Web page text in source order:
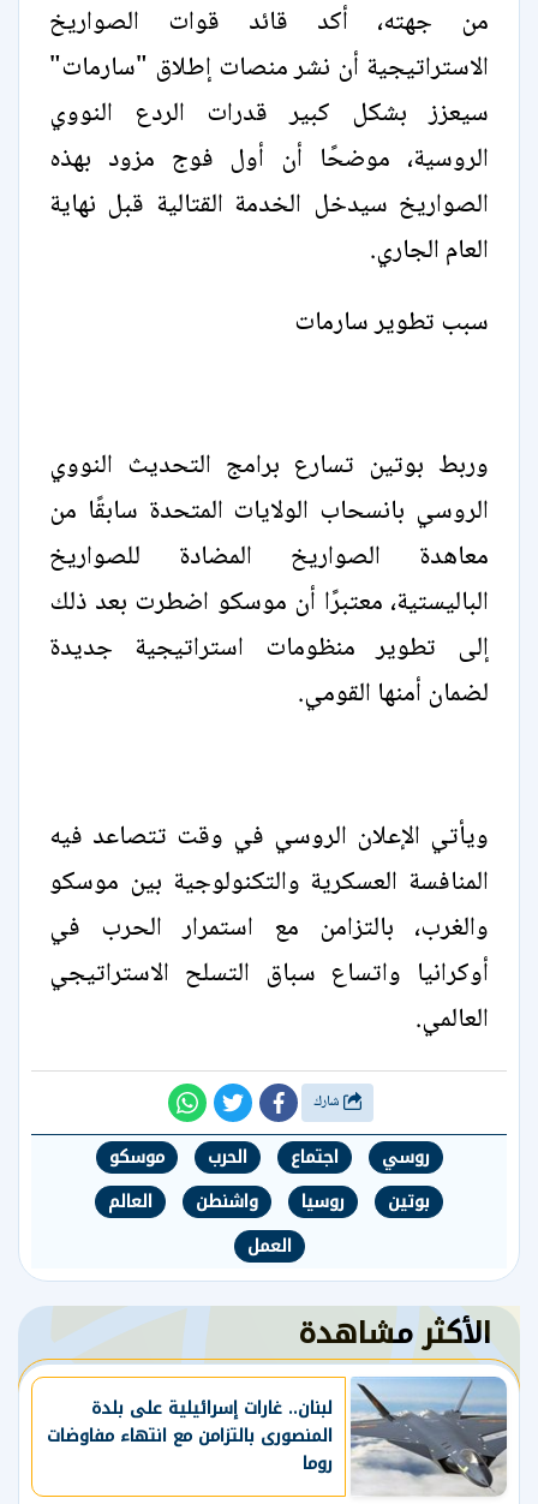
من جهته، أكد قائد قوات الصواريخ
الاستراتيجية أن نشر منصات إطلاق "سارمات"
سيعزز بشكل كبير قدرات الردع النووي
الروسية، موضحًا أن أول فوج مزود بهذه
الصواريخ سيدخل الخدمة القتالية قبل نهاية
العام الجاري.
سبب تطوير سارمات
وربط بوتين تسارع برامج التحديث النووي
الروسي بانسحاب الولايات المتحدة سابقًا من
معاهدة الصواريخ المضادة للصواريخ
الباليستية، معتبرًا أن موسكو اضطرت بعد ذلك
إلى تطوير منظومات استراتيجية جديدة
لضمان أمنها القومي.
ويأتي الإعلان الروسي في وقت تتصاعد فيه
المنافسة العسكرية والتكنولوجية بين موسكو
والغرب، بالتزامن مع استمرار الحرب في
أوكرانيا واتساع سباق التسلح الاستراتيجي
العالمي.
روسي اجتماع الحرب
موسكو
بوتين
روسيا واشنطن
العالم
العمل
الأكثر مشاهدة
لبنان.. غارات إسرائيلية على بلدة
المنصورى بالتزامن مع انتهاء مفاوضات
روما